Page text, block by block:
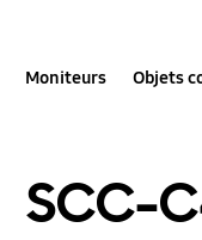
Moniteurs Objets
SCC-